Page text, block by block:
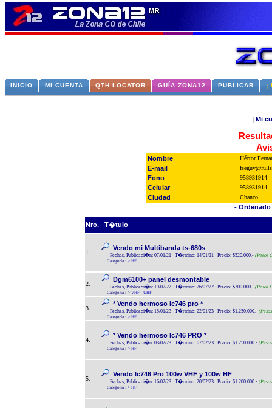
INICIO MI CUENTA QTH LOCATOR GUÍA ZONA12 PUBLICAR ¡
| Mi
Nombre Héctor
E-mail
Fono 958931914
Celular 958931914
Ciudad Chanco
-
Nro. T�tulo
1.
Vendo mi Multibanda ts-680s
Fechas, Publicaci�n: 07/01/21 T�rmino: 14/01/21 Precio: $520.000.- (Pesos
Categoría : > HF
2.
Dgm6100+ panel desmontable
Fechas, Publicaci�n: 19/07/22 T�rmino: 26/07/22 Precio: $300.000.- (Pesos
Categoría : > VHF - UHF
3.
* Vendo hermoso Ic746 pro *
Fechas, Publicaci�n: 15/01/23 T�rmino: 22/01/23 Precio: $1.250.000.-
Categoría : > HF
4.
* Vendo hermoso Ic746 PRO *
Fechas, Publicaci�n: 03/02/23 T�rmino: 07/02/23 Precio: $1.250.000.-
Categoría : > HF
5.
Vendo Ic746 Pro 100w VHF y 100w HF
Fechas, Publicaci�n: 16/02/23 T�rmino: 20/02/23 Precio: $1.200.000.-
Categoría : > HF